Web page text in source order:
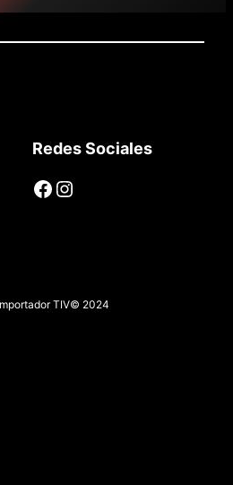
Redes Sociales
Facebook Instagram
TIV© 2024